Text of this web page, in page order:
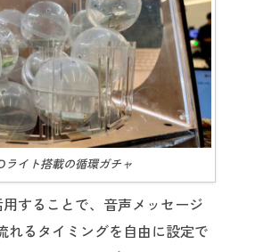
ライト搭載の循環ガチャ
することで、音声メッセージ
れるタイミングを自由に設定で